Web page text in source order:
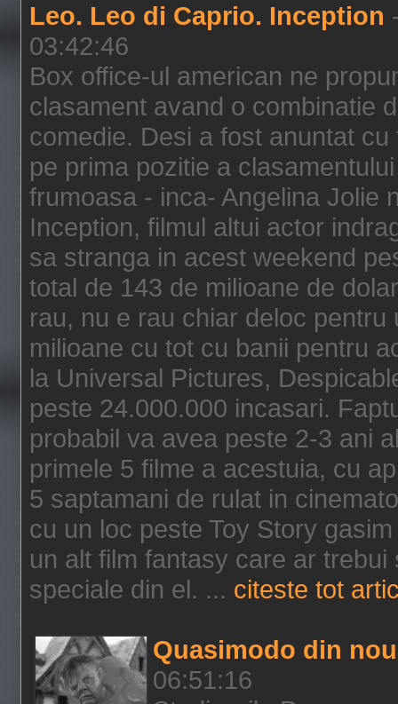
Leo. Leo di Caprio. Inception
03:42:46
Box office-ul american ne
clasament avand o combinatie
comedie. Desi a fost anuntat
pe prima pozitie a
frumoasa - inca- Angelina Jolie
Inception, filmul altui actor
sa stranga in acest weekend
total de 143 de milioane de
rau, nu e rau chiar deloc
milioane cu tot cu banii pentru
la Universal Pictures,
peste 24.000.000 incasari.
probabil va avea peste 2-3 ani
primele 5 filme a acestuia, cu
5 saptamani de rulat in
cu un loc peste Toy Story
un alt film fantasy care ar
speciale din el. ... citeste tot
Quasimodo din
06:51:16